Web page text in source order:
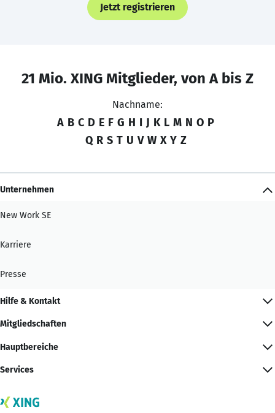
Jetzt registrieren
21 Mio. XING Mitglieder, von A bis Z
Nachname:
A B C D E F G H I J K L M N O P
Q R S T U V W X Y Z
Unternehmen
New Work SE
Karriere
Presse
Hilfe & Kontakt
Mitgliedschaften
Hauptbereiche
Services